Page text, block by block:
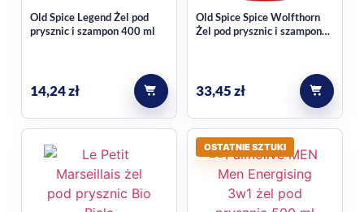
Old Spice Legend Żel pod
prysznic i szampon 400 ml
14,24zł
Old Spice Spice Wolfthorn
Żel pod prysznic i szampon
33,45zł
OSTATNIE SZTUKI